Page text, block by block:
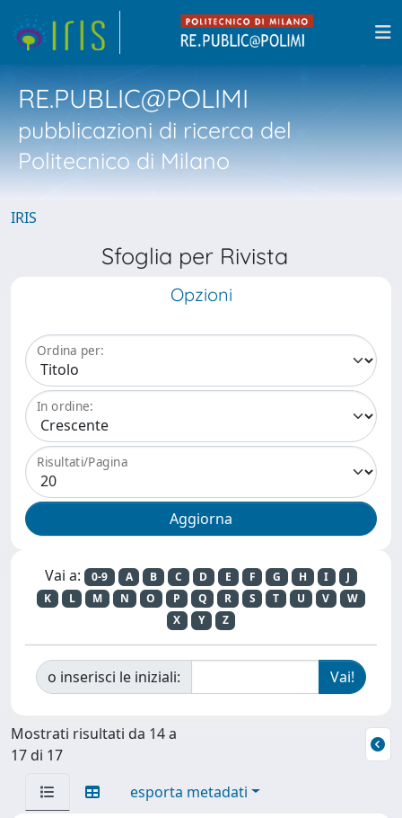
RE.PUBLIC@POLIMI
pubblicazioni di ricerca del
Politecnico di Milano
IRIS
Sfoglia per Rivista
Opzioni
Ordina per:
In ordine:
Risultati/Pagina
Vai a: 0-9 A B C D E F G H I
J
K
L M N O P Q R S T U V
W
X
Y Z
o inserisci le iniziali:
Mostrati risultati da 14 a
17 di 17
esporta metadati